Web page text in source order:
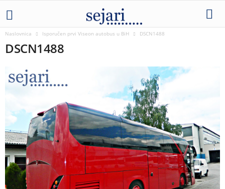
Naslovnica Isporučen prvi Viseon autobus u BiH DSCN1488
DSCN1488